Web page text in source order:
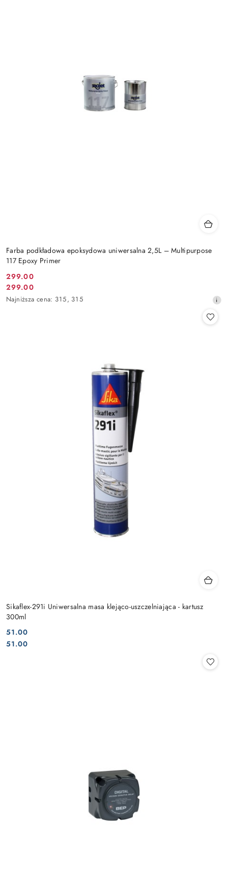
Farba podkładowa epoksydowa uniwersalna 2,5L – Multipurpose
117 Epoxy Primer
Cena
promocyjna:
299.00
Cena
promocyjna:
299.00
Najniższa
Najniższa cena: 315, 315
Sikaflex-291i Uniwersalna masa klejąco-uszczelniająca - kartusz
300ml
Cena:
51.00
Cena:
51.00